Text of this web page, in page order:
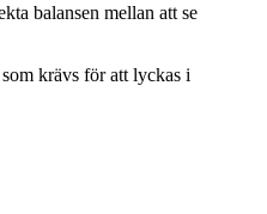
balansen mellan att se
krävs för att lyckas i